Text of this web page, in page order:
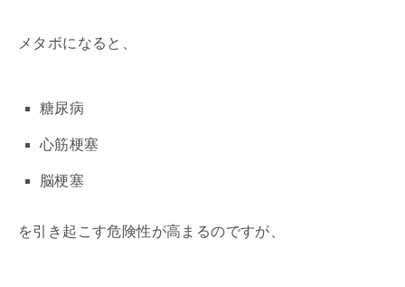
メタボになると、
糖尿病
心筋梗塞
脳梗塞
を引き起こす危険性が高まるのですが、